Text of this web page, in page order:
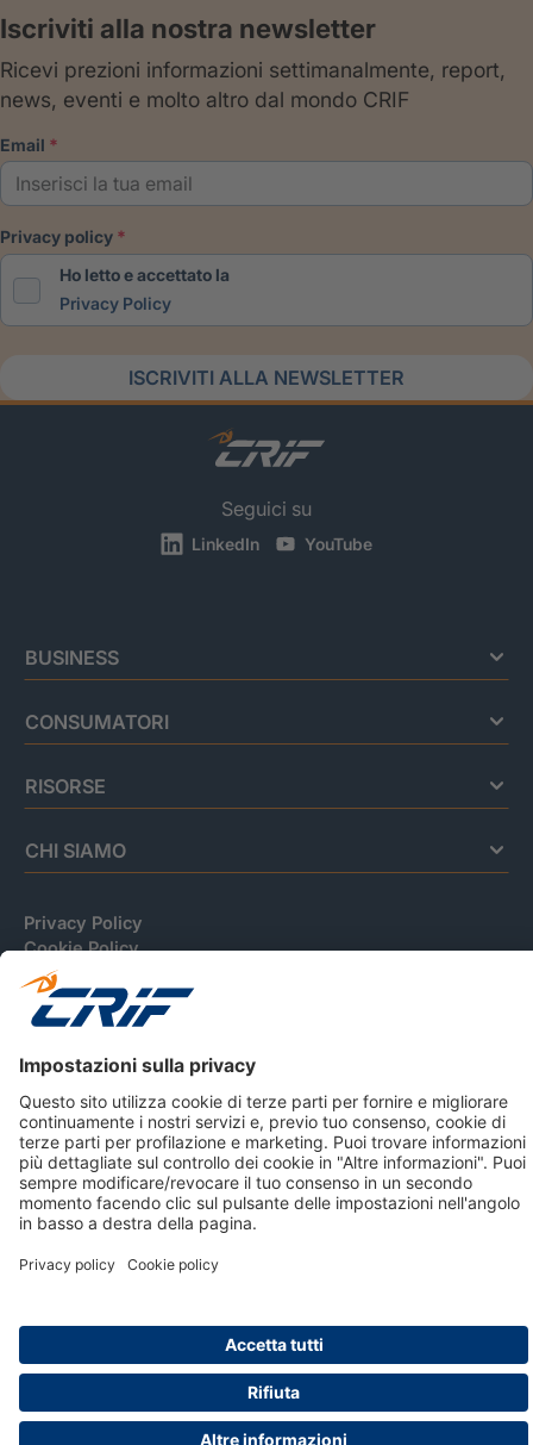
Iscriviti alla nostra newsletter
Ricevi prezioni informazioni settimanalmente, report,
news, eventi e molto altro dal mondo CRIF
email
privacy policy
Ho letto e accettato la
Privacy Policy
ISCRIVITI ALLA NEWSLETTER
Seguici su
LinkedIn YouTube
BUSINESS
CONSUMATORI
RISORSE
CHI SIAMO
Privacy Policy
Cookie Policy
Informativa Dati Personali
CRIF Business Ethics
Accessibilità
Creditizie
© 2026 CRIF S.p.A. Tutti i diritti riservati.
Via della Beverara, 21 / 40131 Bologna / Italy Cap. Soc.
R.E.A. n° 410952 | Reg. Impr. Bo, C.F. e P.IVA 02083271201
Società con Sistema di Gestione Certificato da DNV ISO 9001,
ISO 45001, ISO/IEC 27001, ISO14001